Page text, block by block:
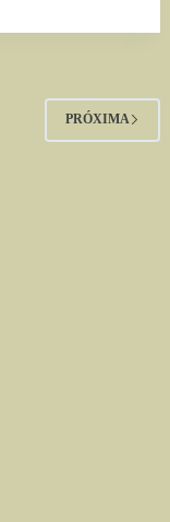
PRÓXIMA